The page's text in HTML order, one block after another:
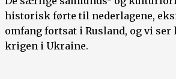
historisk førte til nederlagene,
omfang fortsat i Rusland, og vi ser
krigen i Ukraine.